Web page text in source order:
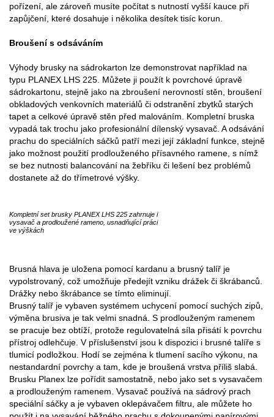
pořízení, ale zároveň musíte počítat s nutností vyšší kauce při
zapůjčení, které dosahuje i několika desítek tisíc korun.
Broušení s odsáváním
Výhody brusky na sádrokarton lze demonstrovat například na
typu PLANEX LHS 225. Můžete ji použít k povrchové úpravě
sádrokartonu, stejně jako na zbroušení nerovností stěn, broušení
obkladových venkovních materiálů či odstranění zbytků starých
tapet a celkové úpravě stěn před malováním. Kompletní bruska
vypadá tak trochu jako profesionální dílenský vysavač. A odsávání
prachu do speciálních sáčků patří mezi její základní funkce, stejně
jako možnost použití prodlouženého přísavného ramene, s nímž
se bez nutnosti balancování na žebříku či lešení bez problémů
dostanete až do třímetrové výšky.
Kompletní set brusky PLANEX LHS 225 zahrnuje i
vysavač a prodloužené rameno, usnadňující práci
ve výškách
Brusná hlava je uložena pomocí kardanu a brusný talíř je
vypolstrovaný, což umožňuje předejít vzniku drážek či škrábanců.
Drážky nebo škrábance se tímto eliminují.
Brusný talíř je vybaven systémem uchycení pomocí suchých zipů,
výměna brusiva je tak velmi snadná. S prodlouženým ramenem
se pracuje bez obtíží, protože regulovatelná síla přisátí k povrchu
přístroj odlehčuje. V příslušenství jsou k dispozici i brusné talíře s
tlumicí podložkou. Hodí se zejména k tlumení sacího výkonu, na
nestandardní povrchy a tam, kde je broušená vrstva příliš slabá.
Brusku Planex lze pořídit samostatně, nebo jako set s vysavačem
a prodlouženým ramenem. Vysavač používá na sádrový prach
speciální sáčky a je vybaven oklepávačem filtru, ale můžete ho